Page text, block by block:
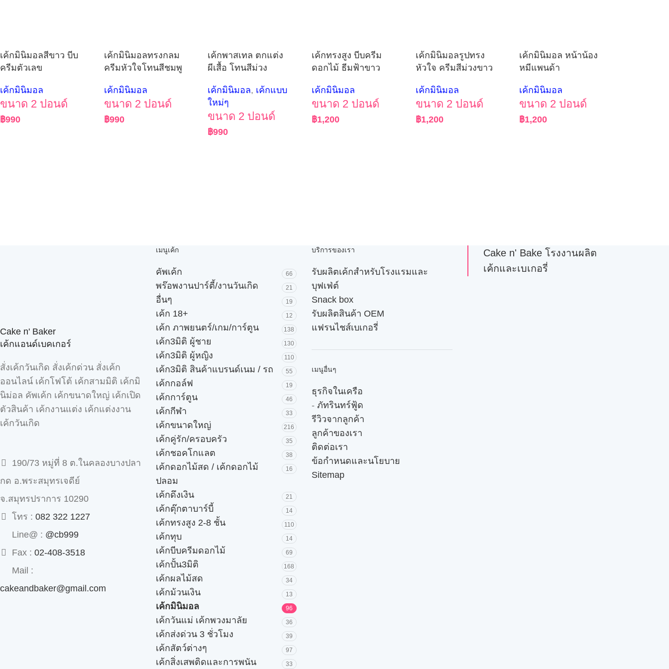
เค้กมินิมอลสีขาว บีบ
ครีมตัวเลข
เค้กมินิมอล
ขนาด 2 ปอนด์
฿990
เค้กมินิมอลทรงกลม
ครีมหัวใจโทนสีชมพู
เค้กมินิมอล
ขนาด 2 ปอนด์
฿990
เค้กพาสเทล ตกแต่ง
ผีเสื้อ โทนสีม่วง
เค้กมินิมอล, เค้กแบบ
ใหม่ๆ
ขนาด 2 ปอนด์
฿990
เค้กทรงสูง บีบครีม
ดอกไม้ ธีมฟ้าขาว
เค้กมินิมอล
ขนาด 2 ปอนด์
฿1,200
เค้กมินิมอลรูปทรง
หัวใจ ครีมสีม่วงขาว
เค้กมินิมอล
ขนาด 2 ปอนด์
฿1,200
เค้กมินิมอล หน้าน้อง
หมีแพนด้า
เค้กมินิมอล
ขนาด 2 ปอนด์
฿1,200
Cake n' Baker
เค้กแอนด์เบคเกอร์
สั่งเค้กวันเกิด สั่งเค้กด่วน สั่งเค้ก
ออนไลน์ เค้กโฟโต้ เค้กสามมิติ เค้กมิ
นิม่อล คัพเค้ก เค้กขนาดใหญ่ เค้กเปิด
ตัวสินค้า เค้กงานแต่ง เค้กแต่งงาน
เค้กวันเกิด
190/73 หมู่ที่ 8 ต.ในคลองบางปลา
กด อ.พระสมุทรเจดีย์
จ.สมุทรปราการ 10290
โทร : 082 322 1227
Line@ : @cb999
Fax : 02-408-3518
Mail :
cakeandbaker@gmail.com
เมนูเค้ก
คัพเค้ก 66
พร๊อพงานปาร์ตี้/งานวันเกิด 21
อื่นๆ 19
เค้ก 18+ 12
เค้ก ภาพยนตร์/เกม/การ์ตูน 138
เค้ก3มิติ ผู้ชาย 130
เค้ก3มิติ ผู้หญิง 110
เค้ก3มิติ สินค้าแบรนด์เนม / รถ 55
เค้กกอล์ฟ 19
เค้กการ์ตูน 46
เค้กกีฬา 33
เค้กขนาดใหญ่ 216
เค้กคู่รัก/ครอบครัว 35
เค้กชอคโกแลต 38
เค้กดอกไม้สด / เค้กดอกไม้
ปลอม
16
เค้กดึงเงิน 21
เค้กตุ๊กตาบาร์บี้ 14
เค้กทรงสูง 2-8 ชั้น 110
เค้กทุบ 14
เค้กบีบครีมดอกไม้ 69
เค้กปั้น3มิติ 168
เค้กผลไม้สด 34
เค้กม้วนเงิน 13
เค้กมินิมอล 96
เค้กวันแม่ เค้กพวงมาลัย 36
เค้กส่งด่วน 3 ชั่วโมง 39
เค้กสัตว์ต่างๆ 97
เค้กสิ่งเสพติดและการพนัน 33
บริการของเรา
รับผลิตเค้กสำหรับโรงแรมและ
บุฟเฟ่ต์
Snack box
รับผลิตสินค้า OEM
แฟรนไชส์เบเกอรี่
เมนูอื่นๆ
ธุรกิจในเครือ
- ภัทรินทร์ฟู้ด
รีวิวจากลูกค้า
ลูกค้าของเรา
ติดต่อเรา
ข้อกำหนดและนโยบาย
Sitemap
Cake n' Bake โรงงานผลิต
เค้กและเบเกอรี่